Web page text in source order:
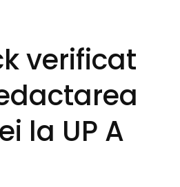
verificat
la UP A